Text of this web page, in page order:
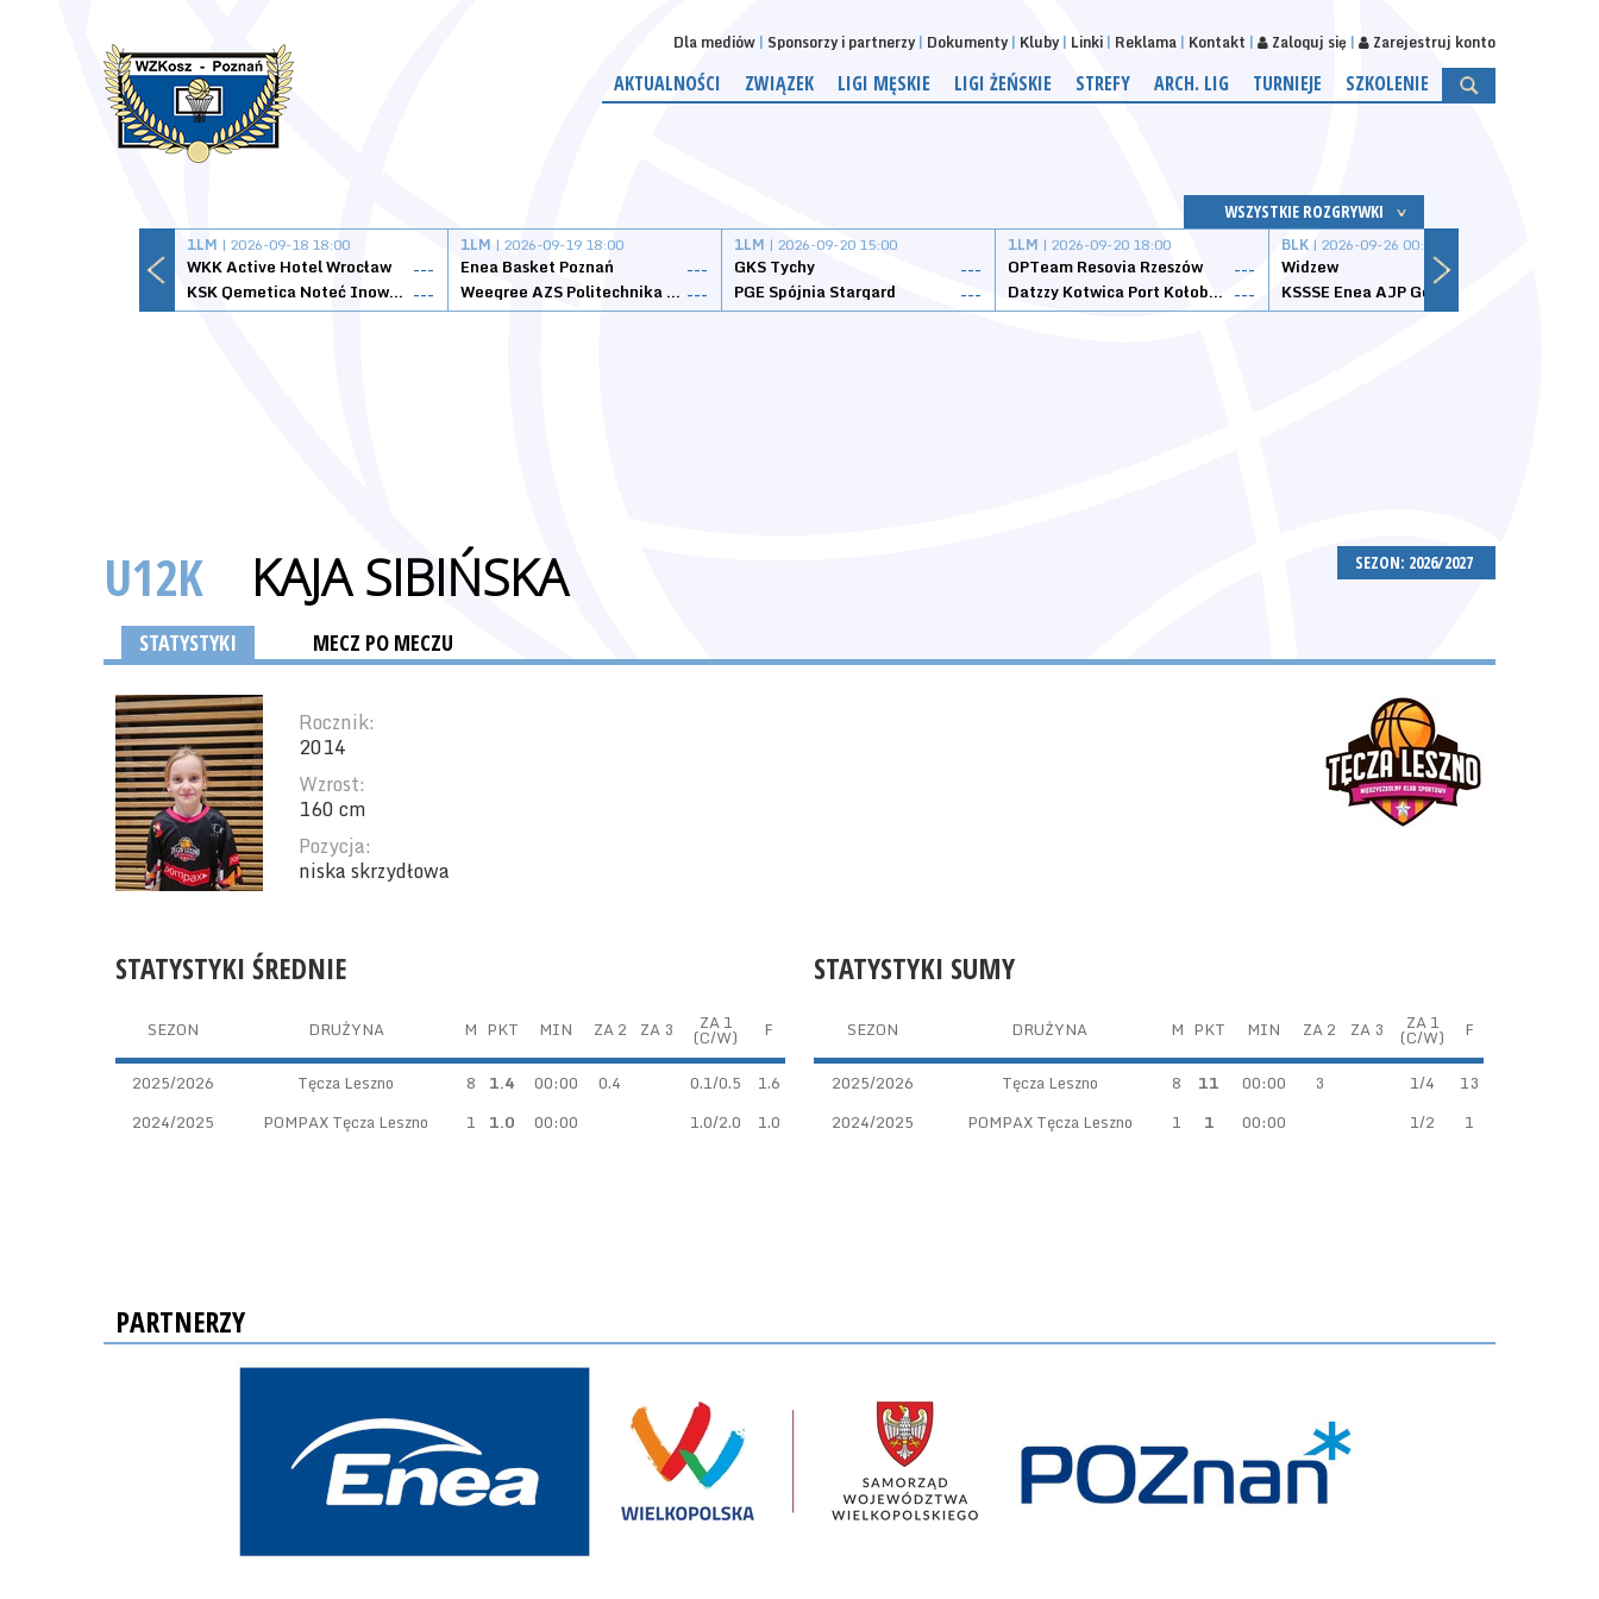
Dla mediów Sponsorzy i partnerzy Dokumenty Kluby Linki Reklama Kontakt Zaloguj się Zarejestruj konto
AKTUALNOŚCI ZWIĄZEK LIGI MĘSKIE LIGI ŻEŃSKIE STREFY ARCH. LIG TURNIEJE SZKOLENIE
WSZYSTKIE ROZGRYWKI
1LM | 2026-09-18 18:00
WKK Active Hotel Wrocław
---
KSK Qemetica Noteć Inowrocław ---
1LM | 2026-09-19 18:00
Enea Basket Poznań
---
Weegree AZS Politechnika Opolska ---
1LM | 2026-09-20 15:00
GKS Tychy
---
PGE Spójnia Stargard
---
1LM | 2026-09-20 18:00
OPTeam Resovia Rzeszów
---
Datzzy Kotwica Port Kołobrzeg ---
BLK | 2026-09-26 00:00
Widzew
SEZON: 2026/2027
U12K KAJA SIBIŃSKA
STATYSTYKI MECZ PO MECZU
Rocznik:
2014
Wzrost:
160 cm
Pozycja:
niska skrzydłowa
STATYSTYKI SUMY
SEZON DRUŻYNA M PKT MIN ZA 2 ZA 3 ZA 1
(C/W) F
2025/2026 Tęcza Leszno 8 11 00:00 3 1/4
13
2024/2025
POMPAX Tęcza Leszno 1 1 00:00 1/2 1
STATYSTYKI ŚREDNIE
SEZON DRUŻYNA M PKT MIN ZA 2 ZA 3 ZA 1
(C/W) F
2025/2026 Tęcza Leszno 8 1.4 00:00 0.4 0.1/0.5
1.6
2024/2025
POMPAX Tęcza Leszno 1 1.0 00:00 1.0/2.0 1.0
PARTNERZY